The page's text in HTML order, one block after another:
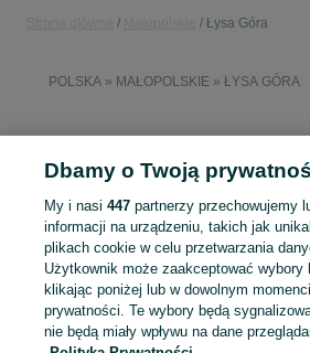
Łysa Góra
POLSKA » MAŁOPOLSKIE » ŁYSA GÓRA
transalp afrika domek
Mapa kategorii
Dbamy o Twoją
My i nasi 447partnerzy przechowujemy
informacji na urządzeniu, takich jak
plikach cookie w celu przetwarzania
Użytkownik może zaakceptować wybory
klikając poniżej lub w dowolnym
prywatności. Te wybory będą
nie będą miały wpływu na dane